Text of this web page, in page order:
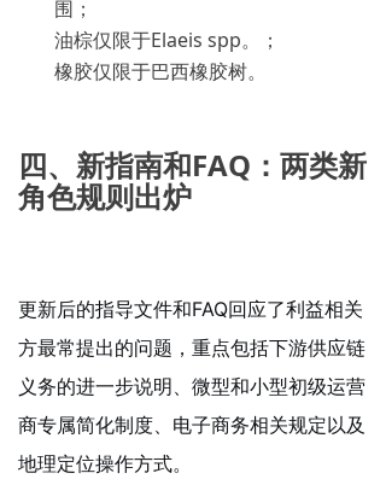
围；
油棕仅限于Elaeis spp。；
橡胶仅限于巴西橡胶树。
四、新指南和FAQ：两类新
角色规则出炉
更新后的指导文件和FAQ回应了利益相关
方最常提出的问题，重点包括下游供应链
义务的进一步说明、微型和小型初级运营
商专属简化制度、电子商务相关规定以及
地理定位操作方式。